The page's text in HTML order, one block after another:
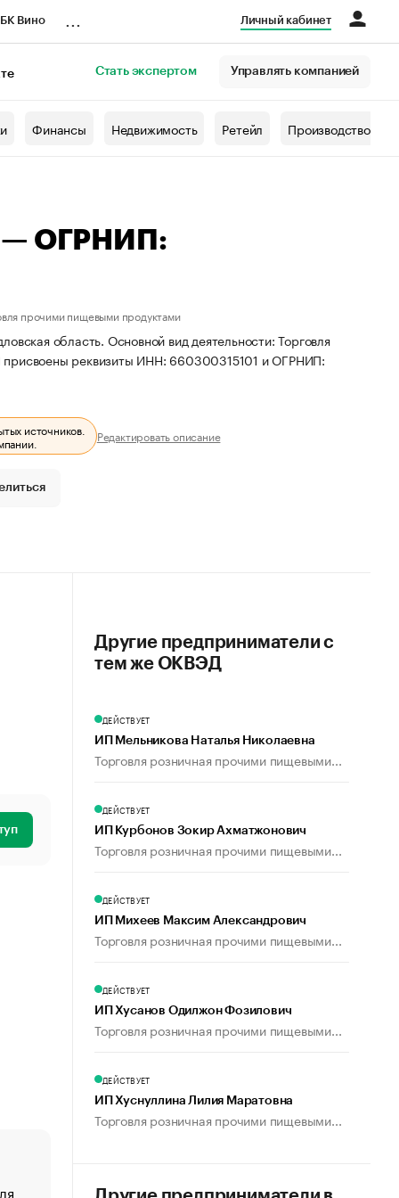
Вино Личный кабинет
Стать экспертом Управлять компанией
Финансы Недвижимость Ретейл Производство
— ОГРНИП:
прочими пищевыми продуктами
область. Основной вид деятельности: Торговля
присвоены реквизиты ИНН: 660300315101 и ОГРНИП:
источников.
Редактировать описание
«От спорта тело стареет иначе». Как живет глава
Другие предприниматели с
тем же ОКВЭД
ДЕЙСТВУЕТ
ИП Мельникова Наталья Николаевна
Торговля розничная прочими пищевыми...
ДЕЙСТВУЕТ
ИП Курбонов Зокир Ахматжонович
Торговля розничная прочими пищевыми...
ДЕЙСТВУЕТ
ИП Михеев Максим Александрович
Торговля розничная прочими пищевыми...
ДЕЙСТВУЕТ
ИП Хусанов Одилжон Фозилович
Торговля розничная прочими пищевыми...
ДЕЙСТВУЕТ
ИП Хуснуллина Лилия Маратовна
Торговля розничная прочими пищевыми...